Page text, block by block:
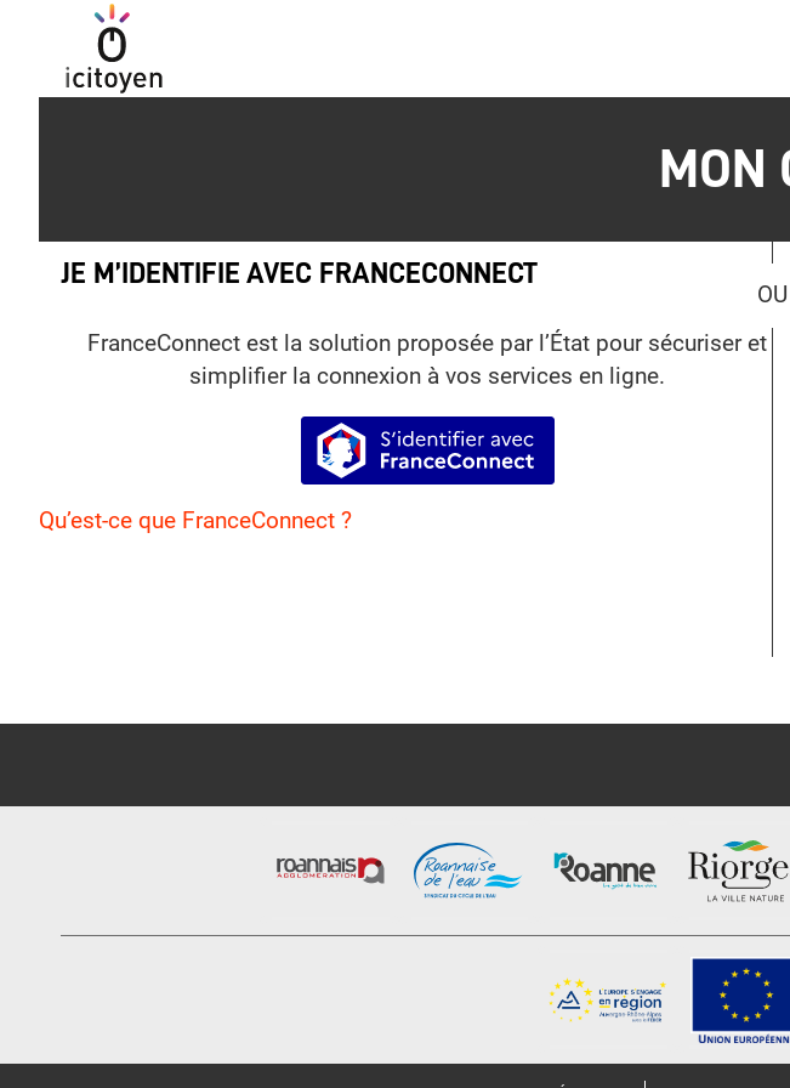
MON
JE M’IDENTIFIE AVEC FRANCECONNECT
FranceConnect est la solution proposée par l’État pour sécuriser et
simplifier la connexion à vos services en ligne.
S’identifier avec FranceConnect
Qu’est-ce que FranceConnect ?